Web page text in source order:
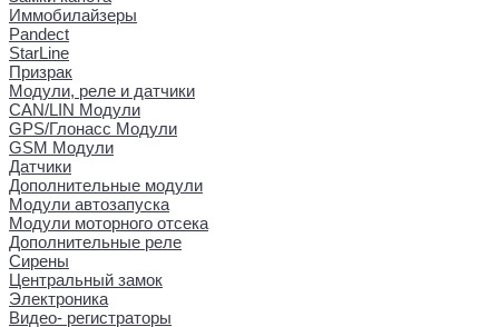
Иммобилайзеры
Pandect
StarLine
Призрак
Модули, реле и датчики
CAN/LIN Модули
GPS/Глонасс Модули
GSM Модули
Датчики
Дополнительные модули
Модули автозапуска
Модули моторного отсека
Дополнительные реле
Сирены
Центральный замок
Электроника
Видео- регистраторы